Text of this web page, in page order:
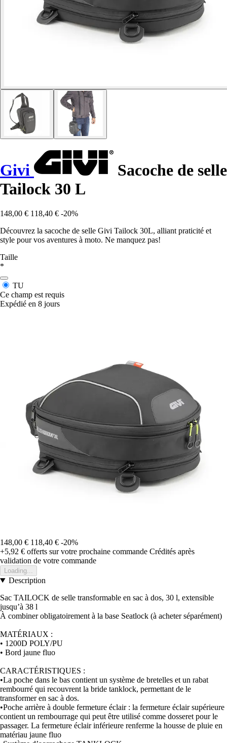
Givi
Sacoche de selle
Tailock 30 L
148,00 € 118,40 € -20%
Découvrez la sacoche de selle Givi Tailock 30L, alliant praticité et
style pour vos aventures à moto. Ne manquez pas!
Taille
*
TU
Ce champ est requis
Expédié en 8 jours
148,00 € 118,40 € -20%
+5,92 € offerts sur votre prochaine commande Crédités après
validation de votre commande
Loading...
Description
Sac TAILOCK de selle transformable en sac à dos, 30 l, extensible
jusqu’à 38 l
À combiner obligatoirement à la base Seatlock (à acheter séparément)
MATÉRIAUX :
• 1200D POLY/PU
• Bord jaune fluo
CARACTÉRISTIQUES :
•La poche dans le bas contient un système de bretelles et un rabat
rembourré qui recouvrent la bride tanklock, permettant de le
transformer en sac à dos.
•Poche arrière à double fermeture éclair : la fermeture éclair supérieure
contient un rembourrage qui peut être utilisé comme dosseret pour le
passager. La fermeture éclair inférieure renferme la housse de pluie en
matériau jaune fluo